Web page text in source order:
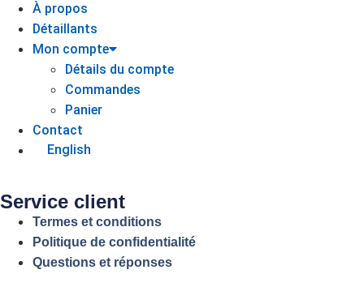
À propos
Détaillants
Mon compte
Détails du compte
Commandes
Panier
Contact
English
Service client
Termes et conditions
Politique de confidentialité
Questions et réponses